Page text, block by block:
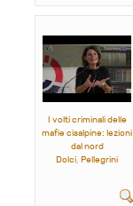
I volti criminali delle
mafie cisalpine: lezioni
dal nord
Dolci, Pellegrini